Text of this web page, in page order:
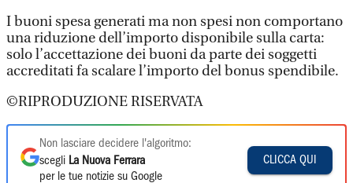
I buoni spesa generati ma non spesi non comportano
una riduzione dell’importo disponibile sulla carta:
solo l’accettazione dei buoni da parte dei soggetti
accreditati fa scalare l’importo del bonus spendibile.
©RIPRODUZIONE RISERVATA
Non lasciare decidere l'algoritmo:
scegli La Nuova Ferrara
per le tue notizie su Google
CLICCA QUI